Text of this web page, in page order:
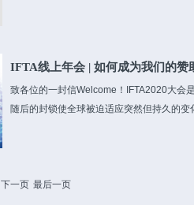
IFTA线上年会 | 如何成为我们的赞
致各位的一封信Welcome！IFTA2020大会
随后的封锁使全球被迫适应突然但持久的
下一页 最后一页